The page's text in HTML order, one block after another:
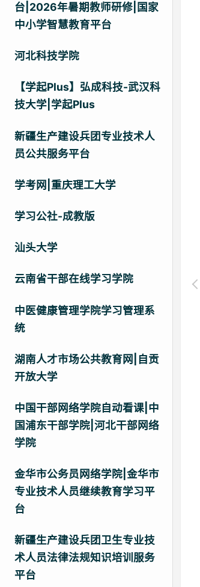
台|2026年暑期教师研修|国家
中小学智慧教育平台
河北科技学院
【学起Plus】弘成科技-武汉科
技大学|学起Plus
新疆生产建设兵团专业技术人
员公共服务平台
学考网|重庆理工大学
学习公社-成教版
汕头大学
云南省干部在线学习学院
中医健康管理学院学习管理系
统
湖南人才市场公共教育网|自贡
开放大学
中国干部网络学院自动看课|中
国浦东干部学院|河北干部网络
学院
金华市公务员网络学院|金华市
专业技术人员继续教育学习平
台
新疆生产建设兵团卫生专业技
术人员法律法规知识培训服务
平台